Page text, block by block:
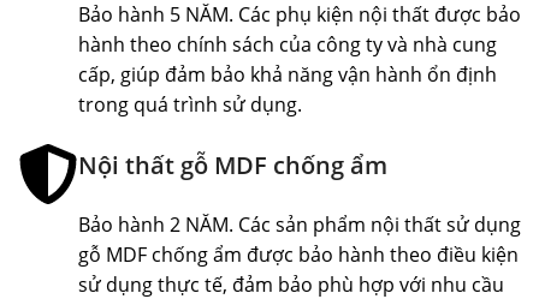
Bảo hành 5 NĂM. Các phụ kiện nội thất được bảo
hành theo chính sách của công ty và nhà cung
cấp, giúp đảm bảo khả năng vận hành ổn định
trong quá trình sử dụng.
Nội thất gỗ MDF chống ẩm
Bảo hành 2 NĂM. Các sản phẩm nội thất sử dụng
gỗ MDF chống ẩm được bảo hành theo điều kiện
sử dụng thực tế, đảm bảo phù hợp với nhu cầu